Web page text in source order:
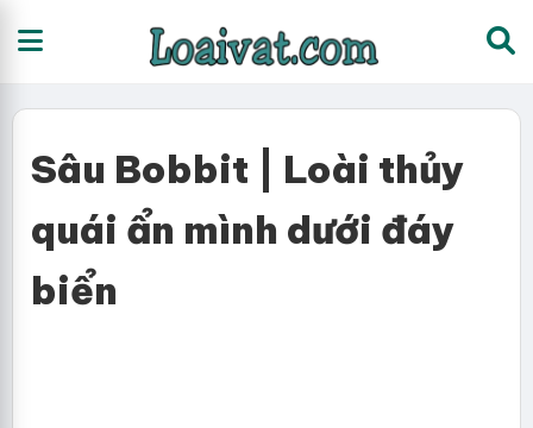
Sâu Bobbit | Loài thủy
quái ẩn mình dưới đáy
biển